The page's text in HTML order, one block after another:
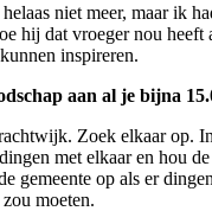
niet meer, maar ik
hij dat vroeger nou heeft
inspireren.
aan al je bijna
Zoek elkaar op.
met elkaar en hou
gemeente op als er
moeten.